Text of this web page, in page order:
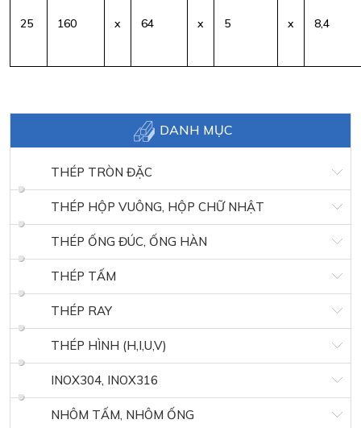
25 160 x 64 x 5 x 8,4
DANH MỤC
THÉP TRÒN ĐẶC
THÉP HỘP VUÔNG, HỘP CHỮ NHẬT
THÉP ỐNG ĐÚC, ỐNG HÀN
THÉP TẤM
THÉP RAY
THÉP HÌNH (H,I,U,V)
INOX304, INOX316
NHÔM TẤM, NHÔM ỐNG